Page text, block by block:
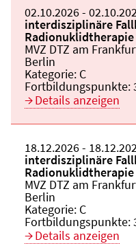
Beginn:
02.10.2026Ende und
-
Veranstaltungstitel:
interdisziplinäre
Radionuklidtherapie
Veranstaltungsort:
MVZ DTZ am
Berlin
Kategorie: C
Fortbildungspunkte:
Details anzeigen
Beginn:
18.12.2026Ende und
-
Veranstaltungstitel:
interdisziplinäre
Radionuklidtherapie
Veranstaltungsort:
MVZ DTZ am
Berlin
Kategorie: C
Fortbildungspunkte:
Details anzeigen